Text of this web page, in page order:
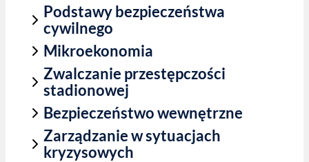
Podstawy bezpieczeństwa
cywilnego
Mikroekonomia
Zwalczanie przestępczości
stadionowej
Bezpieczeństwo wewnętrzne
Zarządzanie w sytuacjach
kryzysowych